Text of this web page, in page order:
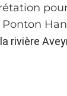
rivière